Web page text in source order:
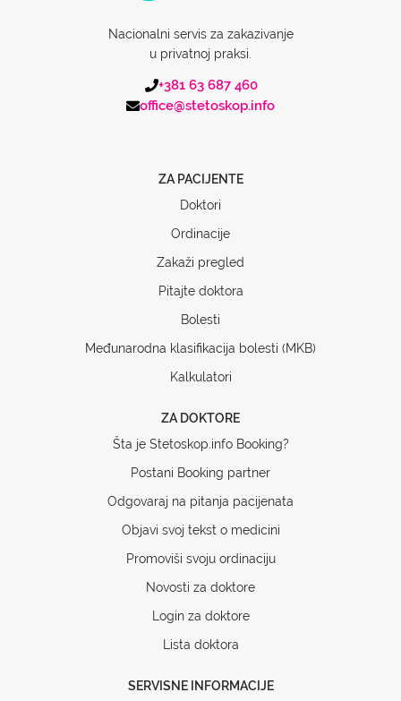
Nacionalni servis za zakazivanje
u privatnoj praksi.
+381 63 687 460
office@stetoskop.info
ZA PACIJENTE
Doktori
Ordinacije
Zakaži pregled
Pitajte doktora
Bolesti
Međunarodna klasifikacija bolesti (MKB)
Kalkulatori
ZA DOKTORE
Šta je Stetoskop.info Booking?
Postani Booking partner
Odgovaraj na pitanja pacijenata
Objavi svoj tekst o medicini
Promoviši svoju ordinaciju
Novosti za doktore
Login za doktore
Lista doktora
SERVISNE INFORMACIJE